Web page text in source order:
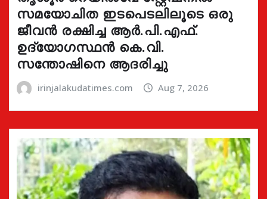
സമയോചിത ഇടപെടലിലൂടെ ഒരു
ജീവൻ രക്ഷിച്ച ആർ.പി.എഫ്.
ഉദ്യോഗസ്ഥൻ കെ.വി.
സന്തോഷിനെ ആദരിച്ചു
irinjalakudatimes.com Aug 7, 2026